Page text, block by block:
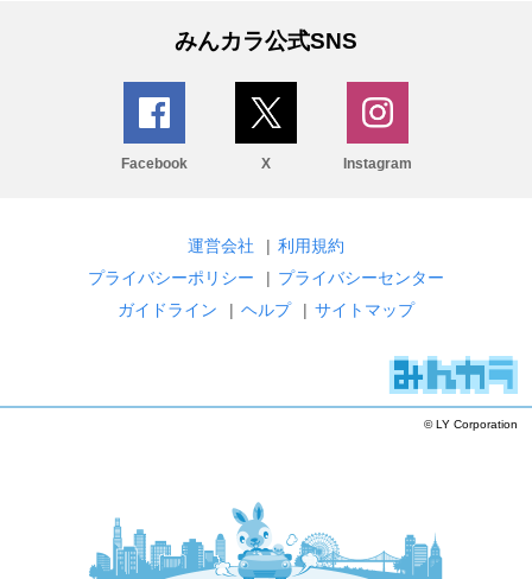
みんカラ公式SNS
Facebook X Instagram
運営会社 | 利用規約
プライバシーポリシー
| プライバシーセンター
ガイドライン
| ヘルプ | サイトマップ
© LY Corporation